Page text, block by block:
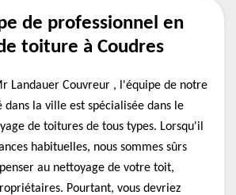
de professionnel en
toiture à Coudres
Landauer Couvreur , l'équipe de notre
la ville est spécialisée dans le
de toitures de tous types. Lorsqu'il
habituelles, nous sommes sûrs
au nettoyage de votre toit,
Pourtant, vous devriez